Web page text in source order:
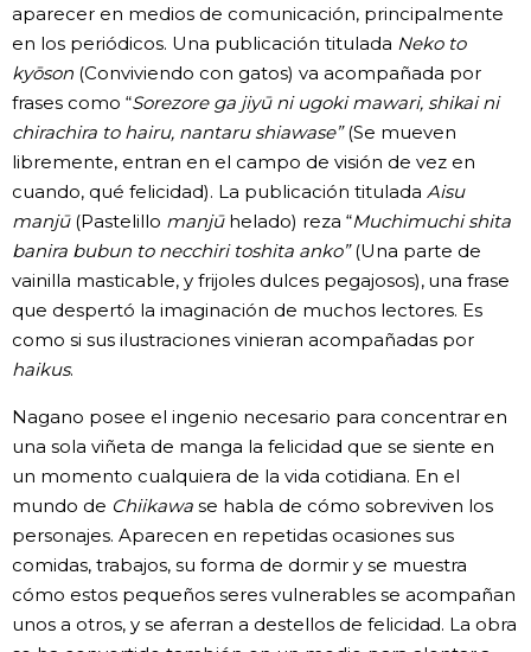
aparecer en medios de comunicación, principalmente
en los periódicos. Una publicación titulada Neko to
kyōson(Conviviendo con gatos) va acompañada por
frases como “Sorezore ga jiyū ni ugoki mawari, shikai ni
chirachira to hairu, nantaru shiawase”(Se mueven
libremente, entran en el campo de visión de vez en
cuando, qué felicidad). La publicación titulada Aisu
manjū(Pastelillo manjū helado) reza “Muchimuchi shita
banira bubun to necchiri toshita anko”(Una parte de
vainilla masticable, y frijoles dulces pegajosos), una frase
que despertó la imaginación de muchos lectores. Es
como si sus ilustraciones vinieran acompañadas por
haikus.
Nagano posee el ingenio necesario para concentrar en
una sola viñeta de manga la felicidad que se siente en
un momento cualquiera de la vida cotidiana. En el
mundo de Chiikawase habla de cómo sobreviven los
personajes. Aparecen en repetidas ocasiones sus
comidas, trabajos, su forma de dormir y se muestra
cómo estos pequeños seres vulnerables se acompañan
unos a otros, y se aferran a destellos de felicidad. La obra